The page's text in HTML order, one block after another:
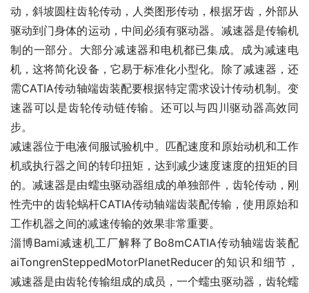
动，斜坡圆柱齿轮传动，人类图形传动，根据牙齿，外部从
驱动到门身体的运动，中间必须有驱动器。减速器是传输机
制的一部分。大部分减速器和电机都已集成。成为减速电
机，这将简化设备，它易于标准化小型化。除了减速器，还
需CATIA传动轴端齿装配要根据特定需求设计传动机制。变
速器可以是齿轮传动链传输。还可以与四川驱动器高效同
步。
减速器位于电液伺服试验机中。匹配速度和原始动机和工作
机或执行器之间的转印扭矩，达到减少速度速度的扭矩的目
的。减速器是由蠕虫驱动器组成的单独部件，齿轮传动，刚
性壳中的齿轮蜗杆CATIA传动轴端齿装配传输，使用原始和
工作机器之间的减速传输的效果非常重要。
淄博Bami减速机工厂解释了Bo8mCATIA传动轴端齿装配
aiTongrenSteppedMotorPlanetReducer的知识和细节，
减速器是由齿轮传输组成的成员，一个蠕虫驱动器，齿轮蠕